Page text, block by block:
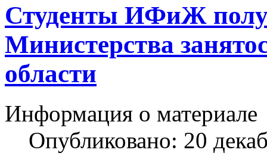
Студенты ИФиЖ
Министерства
области
Информация о материале
Опубликовано: 20